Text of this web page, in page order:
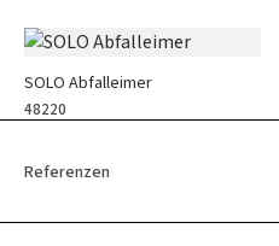
SOLO Abfalleimer
48220
Referenzen